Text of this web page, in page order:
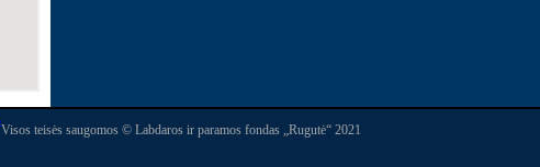
Visos teisės saugomos © Labdaros ir paramos fondas „Rugutė“ 2021